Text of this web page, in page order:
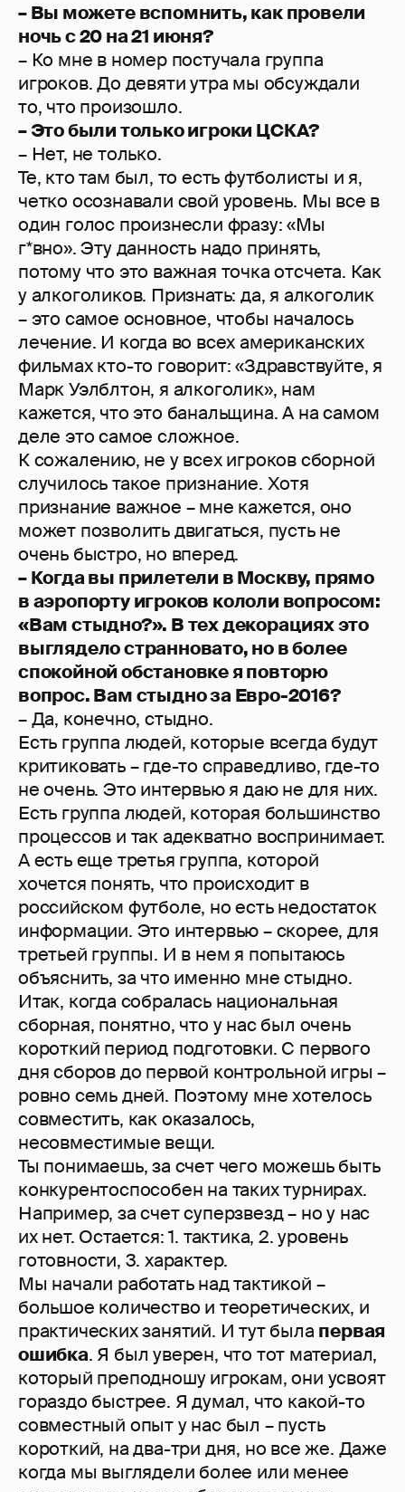
– Вы можете вспомнить, как провели
ночь c 20 на 21 июня?
– Ко мне в номер постучала группа
игроков. До девяти утра мы обсуждали
то, что произошло.
– Это были только игроки ЦСКА?
– Нет, не только.
Те, кто там был, то есть футболисты и я,
четко осознавали свой уровень. Мы все в
один голос произнесли фразу: «Мы
г*вно». Эту данность надо принять,
потому что это важная точка отсчета. Как
у алкоголиков. Признать: да, я алкоголик
– это самое основное, чтобы началось
лечение. И когда во всех американских
фильмах кто-то говорит: «Здравствуйте, я
Марк Уэлблтон, я алкоголик», нам
кажется, что это банальщина. А на самом
деле это самое сложное.
К сожалению, не у всех игроков сборной
случилось такое признание. Хотя
признание важное – мне кажется, оно
может позволить двигаться, пусть не
очень быстро, но вперед.
– Когда вы прилетели в Москву, прямо
в аэропорту игроков кололи вопросом:
«Вам стыдно?». В тех декорациях это
выглядело странновато, но в более
спокойной обстановке я повторю
вопрос. Вам стыдно за Евро-2016?
– Да, конечно, стыдно.
Есть группа людей, которые всегда будут
критиковать – где-то справедливо, где-то
не очень. Это интервью я даю не для них.
Есть группа людей, которая большинство
процессов и так адекватно воспринимает.
А есть еще третья группа, которой
хочется понять, что происходит в
российском футболе, но есть недостаток
информации. Это интервью – скорее, для
третьей группы. И в нем я попытаюсь
объяснить, за что именно мне стыдно.
Итак, когда собралась национальная
сборная, понятно, что у нас был очень
короткий период подготовки. С первого
дня сборов до первой контрольной игры –
ровно семь дней. Поэтому мне хотелось
совместить, как оказалось,
несовместимые вещи.
Ты понимаешь, за счет чего можешь быть
конкурентоспособен на таких турнирах.
Например, за счет суперзвезд – но у нас
их нет. Остается: 1. тактика, 2. уровень
готовности, 3. характер.
Мы начали работать над тактикой –
большое количество и теоретических, и
практических занятий. И тут была первая
ошибка. Я был уверен, что тот материал,
который преподношу игрокам, они усвоят
гораздо быстрее. Я думал, что какой-то
совместный опыт у нас был – пусть
короткий, на два-три дня, но все же. Даже
когда мы выглядели более или менее